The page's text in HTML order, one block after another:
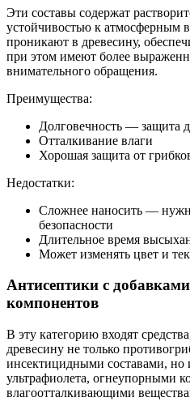
Эти составы содержат
устойчивостью к атмосферным
проникают в древесину,
при этом имеют более
внимательного обращения.
Преимущества:
Долговечность — защита
Отталкивание влаги
Хорошая защита от
Недостатки:
Сложнее наносить —
безопасности
Длительное время
Может изменять цвет и
Антисептики с
компонентов
В эту категорию входят
древесину не только
инсектицидными составами, но
ультрафиолета, огнеупорными
влагоотталкивающими